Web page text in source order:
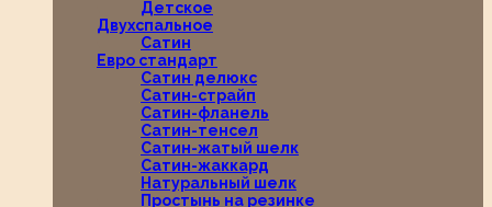
Детское
Двухспальное
Сатин
Евро стандарт
Сатин делюкс
Сатин-страйп
Сатин-фланель
Сатин-тенсел
Сатин-жатый шелк
Сатин-жаккард
Натуральный шелк
Простынь на резинке